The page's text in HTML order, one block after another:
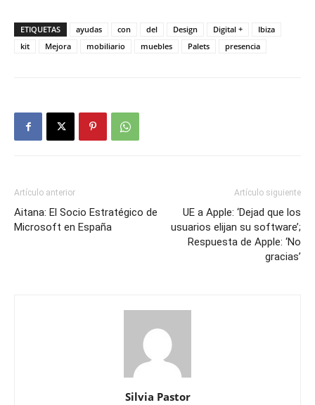
ETIQUETAS ayudas con del Design Digital +
Ibiza
kit
Mejora mobiliario muebles Palets presencia
Artículo anterior
Aitana: El Socio Estratégico de
Microsoft en España
Artículo siguiente
UE a Apple: ‘Dejad que los
usuarios elijan su software’;
Respuesta de Apple: ‘No
gracias’
Silvia Pastor